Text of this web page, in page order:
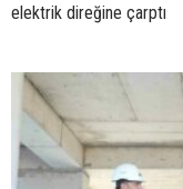
elektrik direğine çarptı